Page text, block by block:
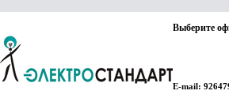
Выберите
E-mail: